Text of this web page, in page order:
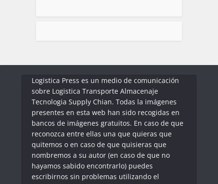
Logistica Press es un medio de comunicación
sobre Logistica Transporte Almacenaje
Tecnologia Supply Chian. Todas la imágenes
presentes en esta web han sido recogidas en
bancos de imágenes gratuitos. En caso de que
reconozca entre ellas una que quieras que
quitemos o en caso de que quisieras que
nombremos a su autor (en caso de que no
hayamos sabido encontrarlo) puedes
escribirnos sin problemas utilizando el